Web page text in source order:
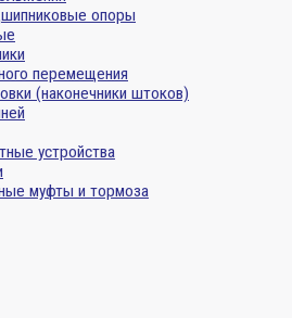
опоры
перемещения
(наконечники штоков)
устройства
муфты и тормоза